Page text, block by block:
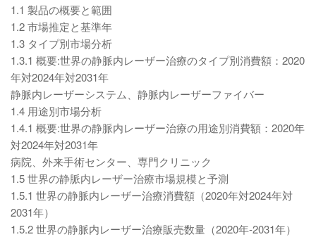
1.1 製品の概要と範囲
1.2 市場推定と基準年
1.3 タイプ別市場分析
1.3.1 概要:世界の静脈内レーザー治療のタイプ別消費額：2020
年対2024年対2031年
静脈内レーザーシステム、静脈内レーザーファイバー
1.4 用途別市場分析
1.4.1 概要:世界の静脈内レーザー治療の用途別消費額：2020年
対2024年対2031年
病院、外来手術センター、専門クリニック
1.5 世界の静脈内レーザー治療市場規模と予測
1.5.1 世界の静脈内レーザー治療消費額（2020年対2024年対
2031年）
1.5.2 世界の静脈内レーザー治療販売数量（2020年-2031年）